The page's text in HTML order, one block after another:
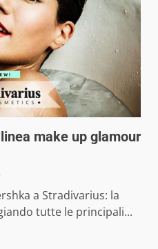
make up glamour
a Stradivarius: la
tutte le principali...